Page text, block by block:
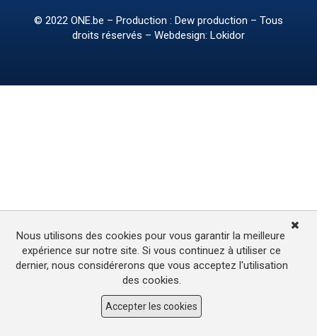
© 2022 ONE.be – Production : Dew production – Tous
droits réservés – Webdesign: Lokidor
Nous utilisons des cookies pour vous garantir la meilleure
expérience sur notre site. Si vous continuez à utiliser ce
dernier, nous considérerons que vous acceptez l'utilisation
des cookies.
Accepter les cookies